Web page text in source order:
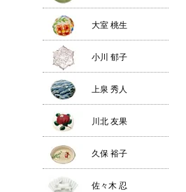
大室 桃生
小川 郁子
上泉 秀人
川北 友果
久保 裕子
佐々木 忍